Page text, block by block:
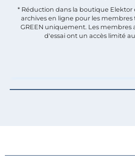
* Réduction dans la boutique Elektor
archives en ligne pour les membres
GREEN uniquement. Les
d'essai ont un accès limité